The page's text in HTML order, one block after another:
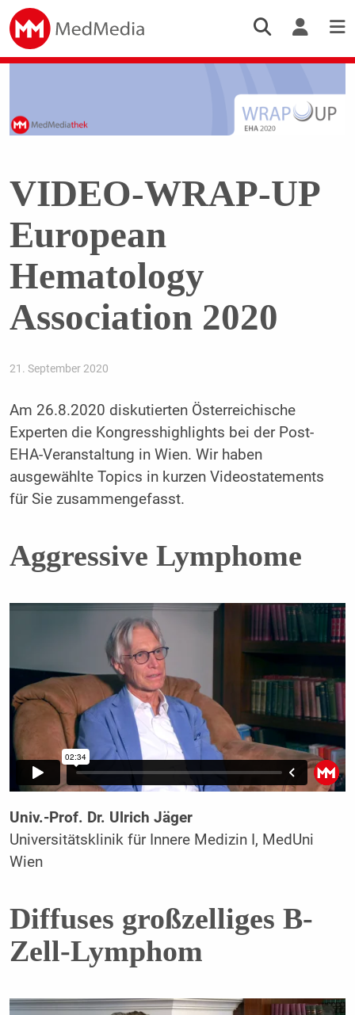
VIDEO-WRAP-UP
European
Hematology
Association 2020
21. September 2020
Am 26.8.2020 diskutierten Österreichische
Experten die Kongresshighlights bei der Post-
EHA-Veranstaltung in Wien. Wir haben
ausgewählte Topics in kurzen Videostatements
für Sie zusammengefasst.
Aggressive Lymphome
Univ.-Prof. Dr. Ulrich Jäger
Universitätsklinik für Innere Medizin I, MedUni
Wien
Diffuses großzelliges B-
Zell-Lymphom